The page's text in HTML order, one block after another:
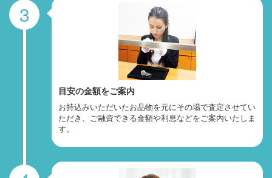
3
目安の金額をご案内
お持込みいただいたお品物を元にその場で査定させてい
ただき、ご融資できる金額や利息などをご案内いたしま
す。